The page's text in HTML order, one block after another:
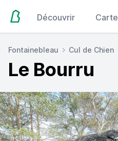
Découvrir Carte
Fontainebleau Cul de Chien
Le Bourru